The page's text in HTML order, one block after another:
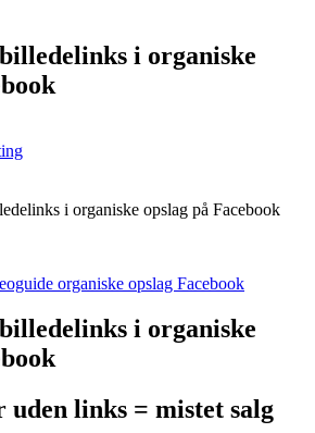
i organiske
i organiske opslag på Facebook
i organiske
links = mistet salg